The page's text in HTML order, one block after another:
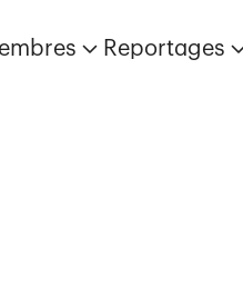
Reportages